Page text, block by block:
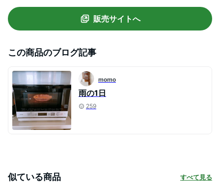
ト 籐 手さげ 収納バスケット リビング 子供
部屋 母の日ギフト
販売サイトへ
この商品のブログ記事
momo
雨の1日
259
似ている商品 すべて見る